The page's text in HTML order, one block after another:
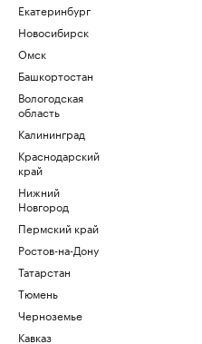
Екатеринбург
Новосибирск
Омск
Башкортостан
Вологодская
область
Калининград
Краснодарский
край
Нижний
Новгород
Пермский край
Ростов-на-Дону
Татарстан
Тюмень
Черноземье
Кавказ